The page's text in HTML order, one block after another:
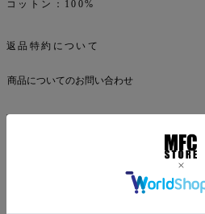
コットン：100%
返品特約について
商品についてのお問い合わせ
ご注文に
下記注意事項をお読みになってか